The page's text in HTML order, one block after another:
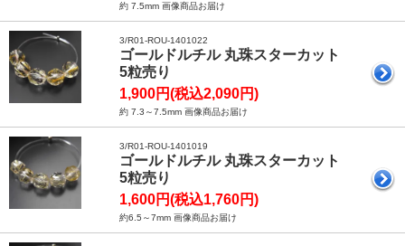
約 7.5mm 画像商品お届け
3/R01-ROU-1401022
ゴールドルチル 丸珠スターカット
5粒売り
1,900円(税込2,090円)
約 7.3～7.5mm 画像商品お届け
3/R01-ROU-1401019
ゴールドルチル 丸珠スターカット
5粒売り
1,600円(税込1,760円)
約6.5～7mm 画像商品お届け